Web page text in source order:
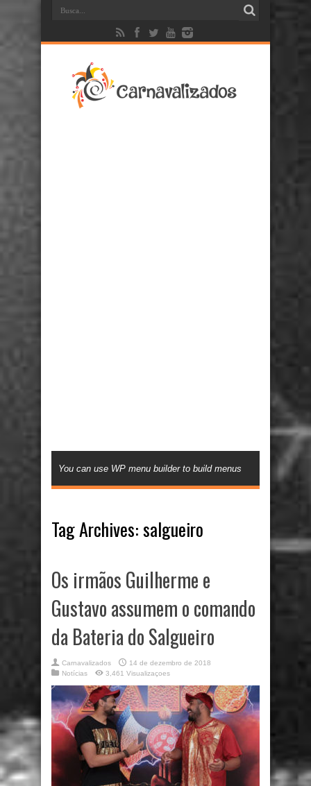
You can use WP menu builder to build menus
Tag Archives:salgueiro
Os irmãos Guilherme e
Gustavo assumem o comando
da Bateria do Salgueiro
Carnavalizados
14 de dezembro de 2018
Notícias
3,461 Visualizaçoes